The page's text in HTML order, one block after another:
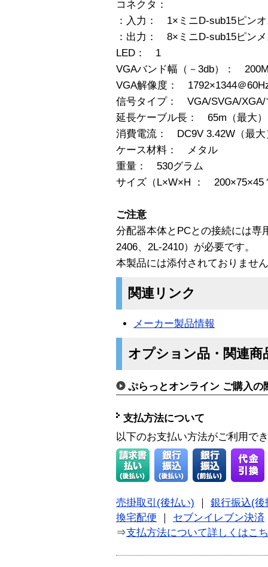
コネクタ：
：入力： 1×ミニD-sub15ピン
：出力： 8×ミニD-sub15ピン
LED： 1
VGAバンド幅（－3db）：
VGA解像度： 1792×1344＠
信号タイプ： VGA/SVGA/XGA/
延長ケーブル長： 65m（最大）
消費電流： DC9V 3.42W（最大
ケース材料： メタル
重量： 530グラム
サイズ（L×W×H ： 200×75×45
ご注意
分配器本体とPCとの接続には専
2406、2L-2410）が必要です。
本製品には添付されておりませ
関連リンク
メーカー製品情報
オプション品・関連商
ぷらっとオンライン ご購入の
支払方法について
以下のお支払い方法がご利用で
売掛取引(後払い)
銀行振込(後
換宅配便
セブンイレブン決済
⇒支払方法について詳しくはこ